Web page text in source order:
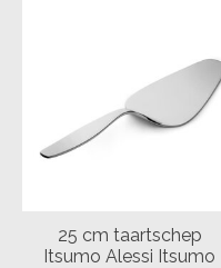
25 cm taartschep
Itsumo Alessi Itsumo